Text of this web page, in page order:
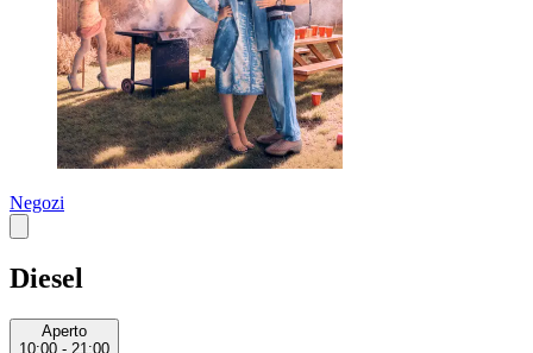
Negozi
Diesel
Aperto
10:00 - 21:00